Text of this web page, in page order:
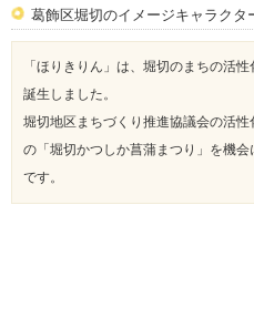
葛飾区堀切のイメージキャラクタ
「ほりきりん」は、堀切のまちの活
誕生しました。
堀切地区まちづくり推進協議会の活
の「堀切かつしか菖蒲まつり」を機
です。